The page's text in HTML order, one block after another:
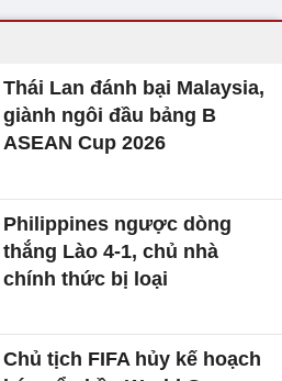
Thái Lan đánh bại Malaysia,
giành ngôi đầu bảng B
ASEAN Cup 2026
Philippines ngược dòng
thắng Lào 4-1, chủ nhà
chính thức bị loại
Chủ tịch FIFA hủy kế hoạch